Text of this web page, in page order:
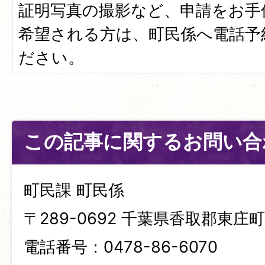
証明写真の撮影など、申請をお
希望される方は、町民係へ電話
ださい。
この記事に関するお問い
町民課 町民係
〒289-0692 千葉県香取郡東庄
電話番号：0478-86-6070